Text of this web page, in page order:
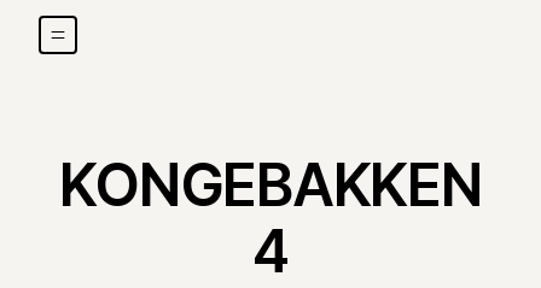
KONGEBAKKEN
4